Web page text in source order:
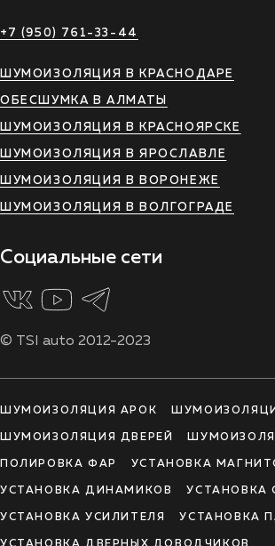
+7 (950) 761-33-44
ШУМОИЗОЛЯЦИЯ В КРАСНОДАРЕ
ОБЕСШУМКА В АЛМАТЫ
ШУМОИЗОЛЯЦИЯ В КРАСНОЯРСКЕ
ШУМОИЗОЛЯЦИЯ В ЯРОСЛАВЛЕ
ШУМОИЗОЛЯЦИЯ В ВОРОНЕЖЕ
ШУМОИЗОЛЯЦИЯ В ВОЛГОГРАДЕ
Социальные сети
© TSI auto 2012-2023
ШУМОИЗОЛЯЦИЯ АРОК
ШУМОИЗОЛЯЦИЯ ДВЕРЕЙ
ПОЛИРОВКА ФАР УСТАНОВКА
УСТАНОВКА ДИНАМИКОВ УСТАНОВКА
УСТАНОВКА УСИЛИТЕЛЯ УСТАНОВКА